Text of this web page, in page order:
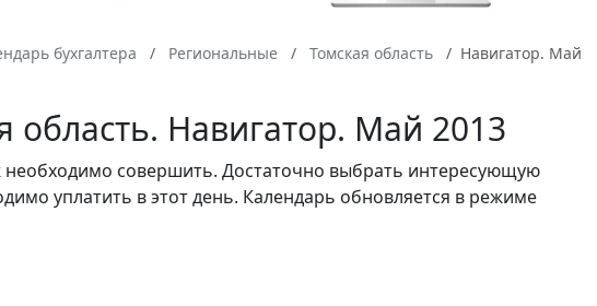
бухгалтера Региональные Томская область
Навигатор. Май
область. Навигатор. Май 2013
необходимо совершить. Достаточно выбрать интересующую
уплатить в этот день. Календарь обновляется в режиме